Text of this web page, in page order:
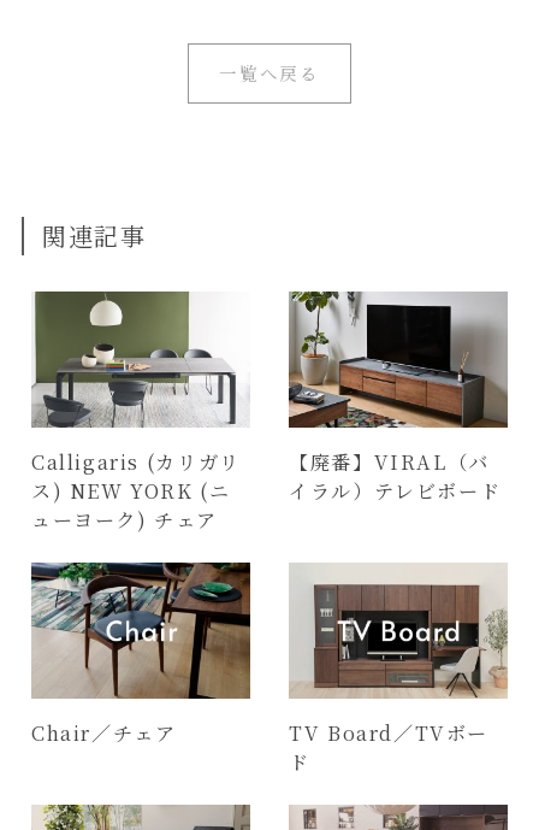
一覧へ戻る
関連記事
Calligaris (カリガリ
ス) NEW YORK (ニ
ューヨーク) チェア
【廃番】VIRAL（バ
イラル）テレビボード
Chair／チェア
TV Board／TVボー
ド